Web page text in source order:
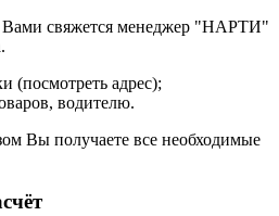
Вами свяжется менеджер "НАРТИ"
(посмотреть адрес);
водителю.
Вы получаете все необходимые